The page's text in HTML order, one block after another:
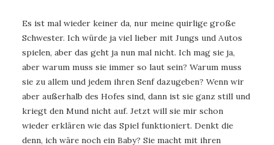
Es ist mal wieder keiner da, nur meine quirlige große
Schwester. Ich würde ja viel lieber mit Jungs und Autos
spielen, aber das geht ja nun mal nicht. Ich mag sie ja,
aber warum muss sie immer so laut sein? Warum muss
sie zu allem und jedem ihren Senf dazugeben? Wenn wir
aber außerhalb des Hofes sind, dann ist sie ganz still und
kriegt den Mund nicht auf. Jetzt will sie mir schon
wieder erklären wie das Spiel funktioniert. Denkt die
denn, ich wäre noch ein Baby? Sie macht mit ihren